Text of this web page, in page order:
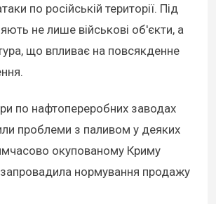
по російській території. Під
не лише військові об'єкти, а
що впливає на повсякденне
по нафтопереробних заводах
проблеми з паливом у деяких
окупованому Криму
запровадила нормування продажу